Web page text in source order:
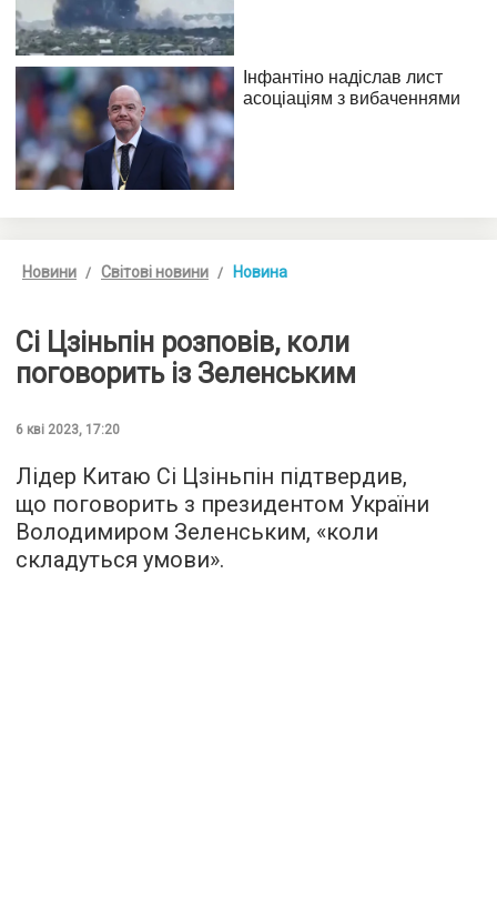
Новини Світові новини Новина
Сі Цзіньпін розповів, коли
поговорить із Зеленським
6 кві 2023, 17:20
Лідер Китаю Сі Цзіньпін підтвердив,
що поговорить з президентом України
Володимиром Зеленським, «коли
складуться умови».